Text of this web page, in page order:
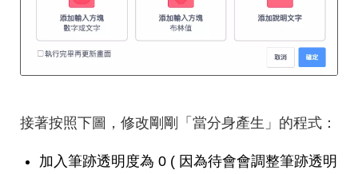
接著按照下圖，修改剛剛「當分身產生」的程式：
加入筆跡透明度為 0 ( 因為待會會調整筆跡透明